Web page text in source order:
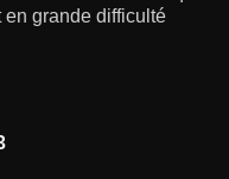
en grande difficulté